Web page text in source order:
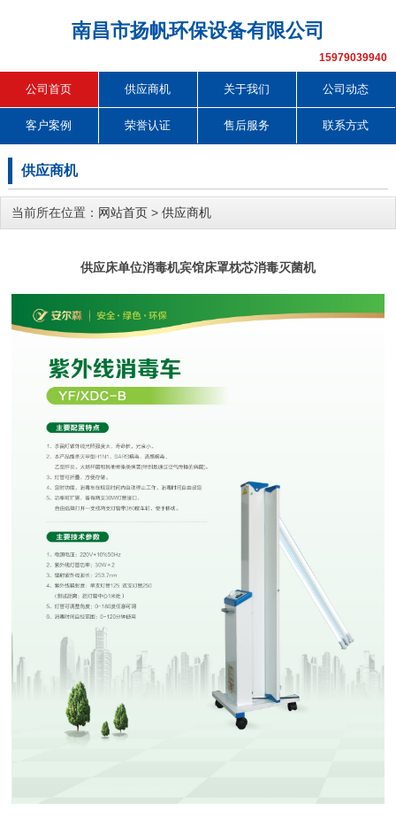
南昌市扬帆环保设备有限公司
15979039940
公司首页 供应商机 关于我们 公司动态
客户案例 荣誉认证 售后服务 联系方式
供应商机
当前所在位置： 网站首页 > 供应商机
供应床单位消毒机宾馆床罩枕芯消毒灭菌机